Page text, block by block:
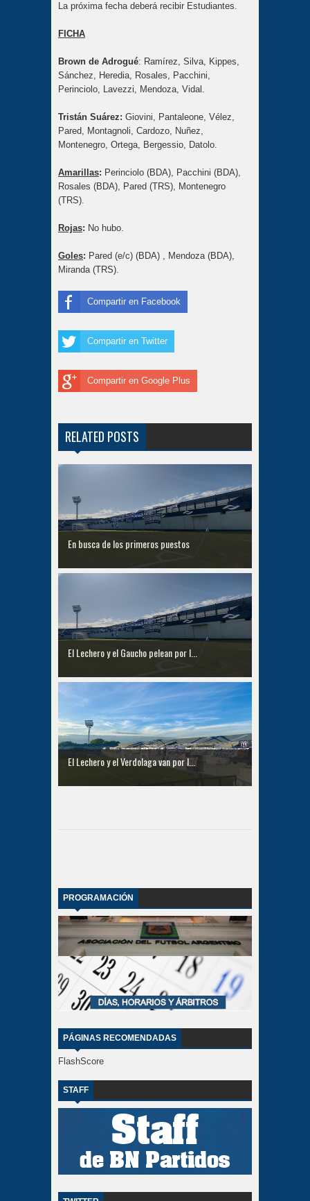
La próxima fecha deberá recibir Estudiantes.
FICHA
Brown de Adrogué: Ramírez, Silva, Kippes,
Sánchez, Heredia, Rosales, Pacchini,
Perinciolo, Lavezzi, Mendoza, Vidal.
Tristán Suárez: Giovini, Pantaleone, Vélez,
Pared, Montagnoli, Cardozo, Nuñez,
Montenegro, Ortega, Bergessio, Datolo.
Amarillas: Perinciolo (BDA), Pacchini (BDA),
Rosales (BDA), Pared (TRS), Montenegro
(TRS).
Rojas: No hubo.
Goles: Pared (e/c) (BDA) , Mendoza (BDA),
Miranda (TRS).
Compartir en Facebook
Compartir en Twitter
Compartir en Google Plus
RELATED POSTS
En busca de los primeros puestos
El Lechero y el Gaucho pelean por l...
El Lechero y el Verdolaga van por l...
PROGRAMACIÓN
PÁGINAS RECOMENDADAS
FlashScore
STAFF